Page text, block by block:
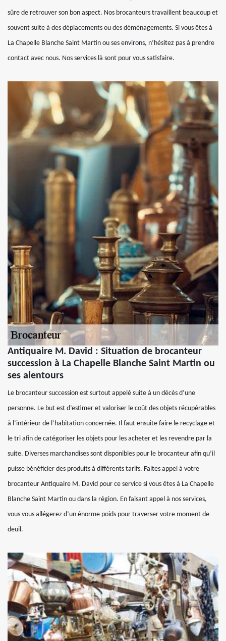
sûre de retrouver son bon aspect. Nos brocanteurs travaillent beaucoup et
souvent suite à des déplacements ou des déménagements. Si vous êtes à
La Chapelle Blanche Saint Martin ou ses environs, n’hésitez pas à prendre
contact avec nous. Nos services là sont pour vous satisfaire.
Antiquaire M. David : Situation de brocanteur
succession à La Chapelle Blanche Saint Martin ou
ses alentours
Le brocanteur succession est surtout appelé suite à un décès d’une
personne. Le but est d’estimer et valoriser le coût des objets récupérables
à l’intérieur de l’habitation concernée. Il faut ensuite faire le recyclage et
le tri afin de catégoriser les objets pour les acheter et les revendre par la
suite. Diverses marchandises sont disponibles pour le brocanteur afin qu’il
puisse bénéficier des produits à différents tarifs. Faites appel à votre
brocanteur Antiquaire M. David pour ce service si vous êtes à La Chapelle
Blanche Saint Martin ou dans la région. En faisant appel à nos services,
vous vous allégerez d’un énorme poids pour traverser votre moment de
deuil.